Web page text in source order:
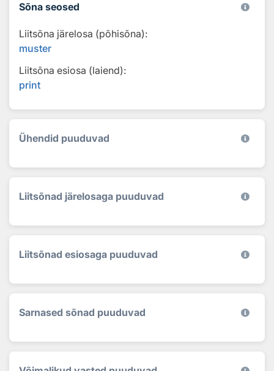
Sõna seosed
Liitsõna järelosa (põhisõna):
muster
Liitsõna esiosa (laiend):
print
Ühendid puuduvad
Liitsõnad järelosaga puuduvad
Liitsõnad esiosaga puuduvad
Sarnased sõnad puuduvad